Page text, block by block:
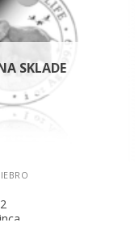
Pridať k
obľúbeným
SKLADE